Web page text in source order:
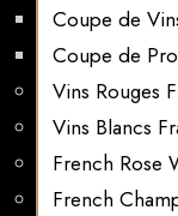
Coupe de
Coupe de
Vins Rouges
Vins Blancs
French Rose
French